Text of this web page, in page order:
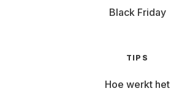
Black Friday
TIPS
Hoe werkt het